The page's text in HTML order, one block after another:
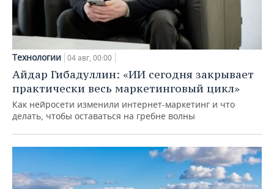
Технологии 04 авг, 00:00
Айдар Гибадуллин: «ИИ сегодня закрывает
практически весь маркетинговый цикл»
Как нейросети изменили интернет-маркетинг и что
делать, чтобы оставаться на гребне волны